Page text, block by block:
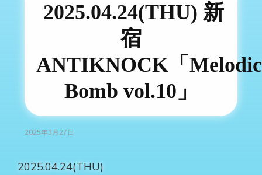
2025.04.24(THU) 新
宿
ANTIKNOCK「Melodic
Bomb vol.10」
2025年3月27日
2025.04.24(THU)